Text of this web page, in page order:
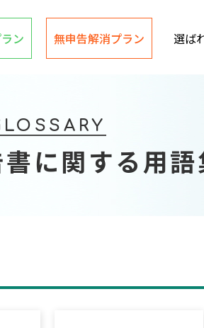
ン 無申告解消プラン 選ば
に関する用